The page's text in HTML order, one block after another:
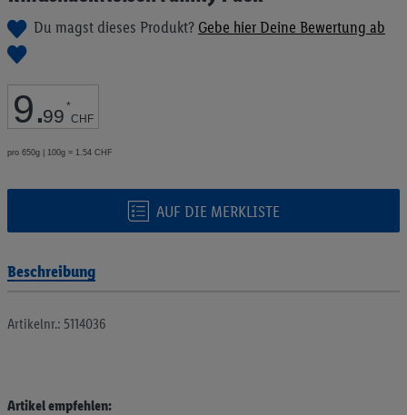
Du magst dieses Produkt? Gebe hier Deine Bewertung ab
9.99 *
CHF
pro 650g | 100g = 1.54 CHF
AUF DIE MERKLISTE
springen
Beschreibung
Artikelnr.: 5114036
Artikel empfehlen: